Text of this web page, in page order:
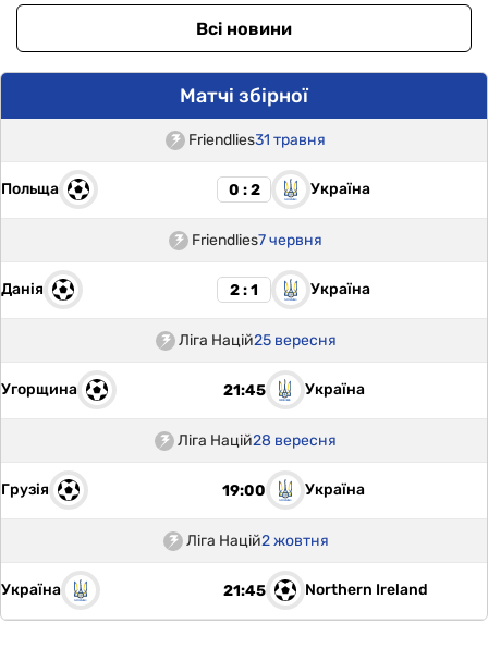
Всі новини
Матчі збірної
Friendlies31 травня
Польща 0 : 2 Україна
Friendlies7 червня
Данія 2 : 1 Україна
Ліга Націй25 вересня
Угорщина 21:45 Україна
Ліга Націй28 вересня
Грузія 19:00 Україна
Ліга Націй2 жовтня
Україна 21:45 Northern Ireland